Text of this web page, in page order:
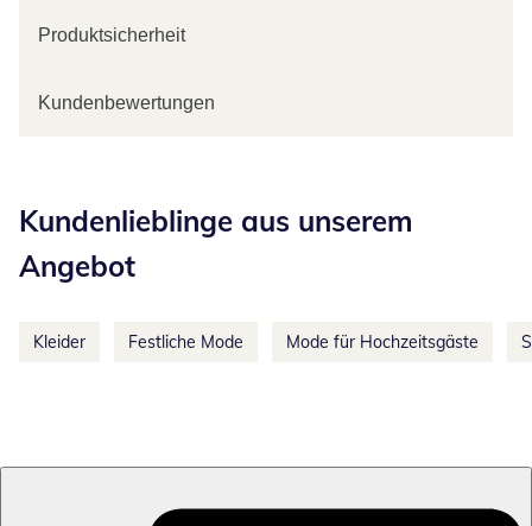
Produktsicherheit
Kundenbewertungen
Kundenlieblinge aus unserem
Angebot
Kleider Festliche Mode Mode für Hochzeitsgäste